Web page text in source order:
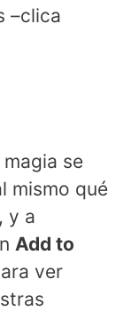
–clica
se
mismo qué
y a
Add to
ver